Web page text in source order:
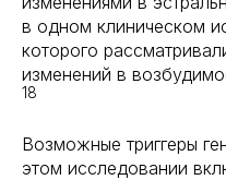
в одном клиническом
которого
изменений в
18
Возможные триггеры
этом исследовании